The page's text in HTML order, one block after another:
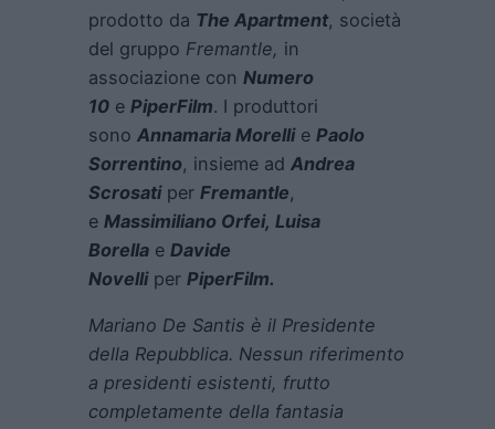
prodotto da The Apartment, società
del gruppo Fremantle, in
associazione con Numero
10 e PiperFilm. I produttori
sono Annamaria Morellie Paolo
Sorrentino, insieme ad Andrea
Scrosatiper Fremantle,
e Massimiliano Orfei, Luisa
Borella e Davide
Novelliper PiperFilm.
Mariano De Santis è il Presidente
della Repubblica. Nessun riferimento
a presidenti esistenti, frutto
completamente della fantasia